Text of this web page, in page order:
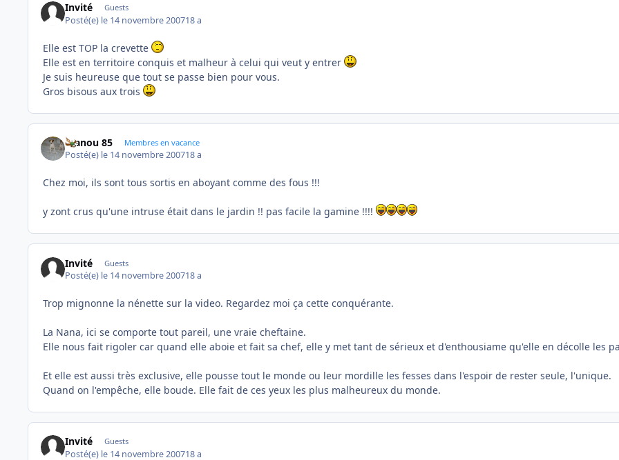
Invité Guests
Posté(e) le 14 novembre 200718 a
Elle est TOP la crevette
Elle est en territoire conquis et malheur à celui qui veut y entrer
Je suis heureuse que tout se passe bien pour vous.
Gros bisous aux trois
manou 85 Membres en vacance
Posté(e) le 14 novembre 200718 a
Chez moi, ils sont tous sortis en aboyant comme des fous !!!
y zont crus qu'une intruse était dans le jardin !! pas facile la gamine !!!!
Invité Guests
Posté(e) le 14 novembre 200718 a
Trop mignonne la nénette sur la video. Regardez moi ça cette conquérante.
La Nana, ici se comporte tout pareil, une vraie cheftaine.
Elle nous fait rigoler car quand elle aboie et fait sa chef, elle y met tant de sérieux et d'enthousiame qu'elle en décolle les
Et elle est aussi très exclusive, elle pousse tout le monde ou leur mordille les fesses dans l'espoir de rester seule, l'unique.
Quand on l'empêche, elle boude. Elle fait de ces yeux les plus malheureux du monde.
Invité Guests
Posté(e) le 14 novembre 200718 a